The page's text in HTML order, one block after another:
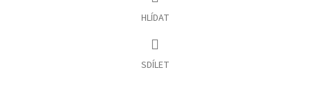
HLÍDAT
SDÍLET